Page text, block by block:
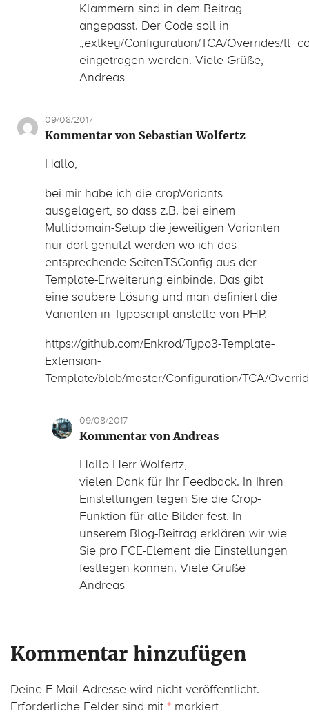
Klammern sind in dem Beitrag
angepasst. Der Code soll in
„extkey/Configuration/TCA/Overrides/
eingetragen werden. Viele Grüße,
Andreas
09/08/2017
Kommentar von Sebastian Wolfertz
Hallo,
bei mir habe ich die cropVariants
ausgelagert, so dass z.B. bei einem
Multidomain-Setup die jeweiligen Varianten
nur dort genutzt werden wo ich das
entsprechende SeitenTSConfig aus der
Template-Erweiterung einbinde. Das gibt
eine saubere Lösung und man definiert die
Varianten in Typoscript anstelle von PHP.
https://github.com/Enkrod/Typo3-Template-
Extension-
Template/blob/master/Configuration/TCA/
09/08/2017
Kommentar von Andreas
Hallo Herr Wolfertz,
vielen Dank für Ihr Feedback. In Ihren
Einstellungen legen Sie die Crop-
Funktion für alle Bilder fest. In
unserem Blog-Beitrag erklären wir wie
Sie pro FCE-Element die Einstellungen
festlegen können. Viele Grüße
Andreas
Kommentar hinzufügen
Deine E-Mail-Adresse wird nicht veröffentlicht.
Erforderliche Felder sind mit * markiert